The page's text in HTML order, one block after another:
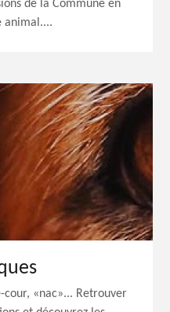
de la Commune en
animal....
cour, «nac»... Retrouver